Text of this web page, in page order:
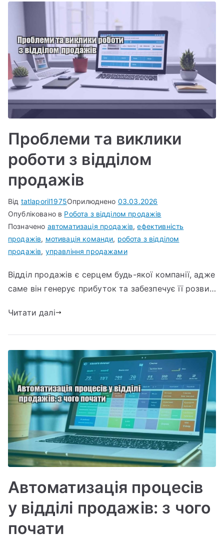
Проблеми та виклики
роботи з відділом
продажів
Від tatlaporil1975Оприлюднено 03.03.2026
Опубліковано в Робота з відділом продажів
Позначено автоматизація продажів,ефективність
продажів, мотивація команди, робота з відділом
продажів, управління продажами
Відділ продажів є серцем будь-якої компанії, адже
саме він генерує прибуток та забезпечує її розви…
Читати далі
Автоматизація процесів
у відділі продажів: з чого
почати